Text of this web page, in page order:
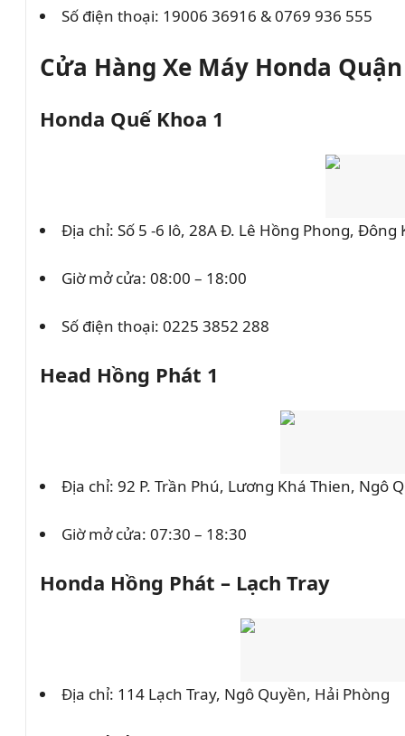
Số điện thoại: 19006 36916 & 0769 936 555
Cửa Hàng Xe Máy Honda
Honda Quế Khoa 1
Địa chỉ: Số 5 -6 lô, 28A Đ. Lê Hồng Phong,
Giờ mở cửa: 08:00 – 18:00
Số điện thoại: 0225 3852 288
Head Hồng Phát 1
Địa chỉ: 92 P. Trần Phú, Lương Khá Thien, Ngô
Giờ mở cửa: 07:30 – 18:30
Honda Hồng Phát – Lạch Tray
Địa chỉ: 114 Lạch Tray, Ngô Quyền, Hải Phòng